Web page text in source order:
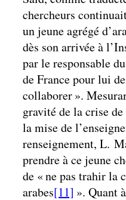
chercheurs
un jeune agrégé
dès son arrivée à
par le responsable
de France pour lui
collaborer ».
gravité de la crise
la mise de
renseignement, L.
prendre à ce jeune
de « ne pas trahir la
arabes[11] ». Quant